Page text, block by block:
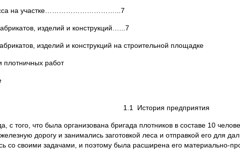
на участке…………………………...7
изделий и конструкций…...7
изделий и конструкций на строительной площадке
плотничных работ
1.1 История предприятия
с того, что была организована бригада плотников в составе 10
дорогу и занимались заготовкой леса и отправкой его для
со своими задачами, и поэтому была расширена его материально-